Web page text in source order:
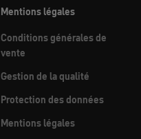
Mentions légales
Conditions générales de
vente
Gestion de la qualité
Protection des données
Mentions légales